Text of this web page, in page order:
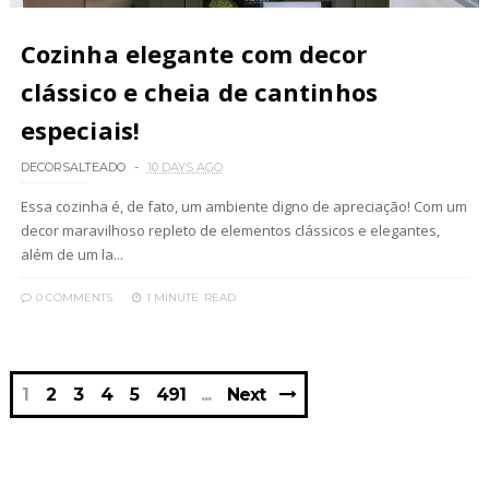
Cozinha elegante com decor
clássico e cheia de cantinhos
especiais!
DECORSALTEADO 10 DAYS AGO
Essa cozinha é, de fato, um ambiente digno de apreciação! Com um
decor maravilhoso repleto de elementos clássicos e elegantes,
além de um la...
0 COMMENTS 1 MINUTE READ
1 2 3 4 5 491 Next